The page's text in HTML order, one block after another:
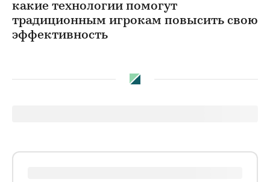
какие технологии помогут
традиционным игрокам повысить свою
эффективность